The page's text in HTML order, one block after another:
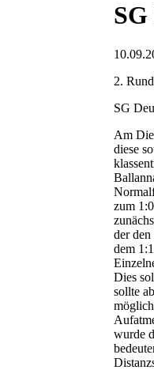
2.
SG
Am
diese
zum
der
dem
Dies
sollte
wurde